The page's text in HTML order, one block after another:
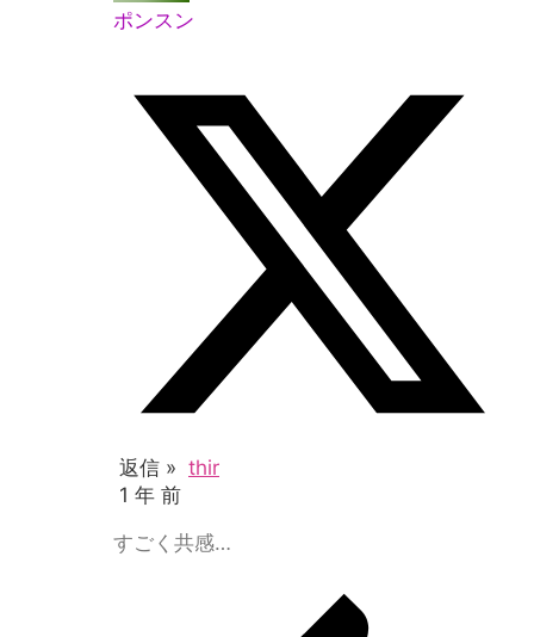
ポンスン
返信 » thir
1 年 前
すごく共感…